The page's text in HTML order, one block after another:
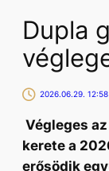
Dupla
2026.06.29. 12:58
Végleges
kerete a
erősödik